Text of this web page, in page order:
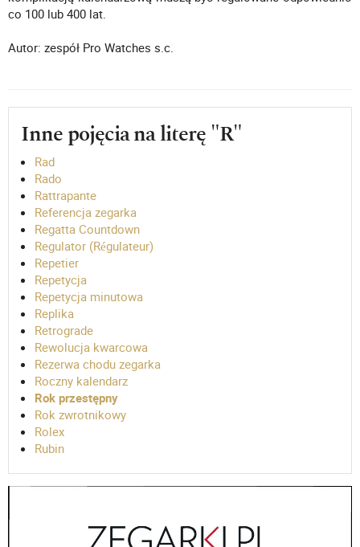
co 100 lub 400 lat.
Autor: zespół Pro Watches s.c.
Inne pojęcia na literę "R"
Rad
Rado
Rattrapante
Referencja zegarka
Regatta Countdown
Regulator (Régulateur)
Repetier
Repetycja
Repetycja minutowa
Replika
Retrograde
Rewolucja kwarcowa
Rezerwa chodu zegarka
Roczny kalendarz
Rok przestępny
Rok zwrotnikowy
Rolex
Rubin